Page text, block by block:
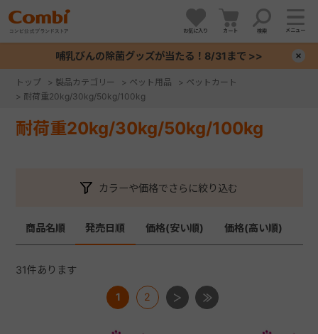
お気に入り カート 検索 メニュー
哺乳びんの除菌グッズが当たる！8/31まで >>
トップ > 製品カテゴリー > ペット用品 > ペットカート
> 耐荷重20kg/30kg/50kg/100kg
耐荷重20kg/30kg/50kg/100kg
カラーや価格でさらに絞り込む
商品名順 発売日順 価格(安い順) 価格(高い順)
31件あります
1 2